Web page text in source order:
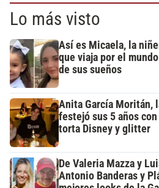
Lo más visto
Así es Micaela, la
que viaja por el
de sus sueños
Anita García Moritán,
festejó sus 5 años
torta Disney y glitter
De Valeria Mazza y
Antonio Banderas y